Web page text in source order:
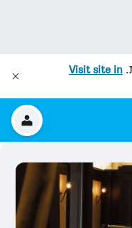
Visit site in